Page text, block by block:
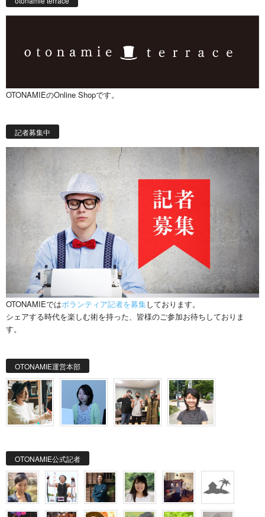
OTONAMIEのOnline Shopです。
記者募集中
OTONAMIEではボランティア記者を募集しております。
シェアする時代を楽しむ術を持った、皆様のご参加お待ちしておりま
す。
OTONAMIE運営本部
OTONAMIE公式記者